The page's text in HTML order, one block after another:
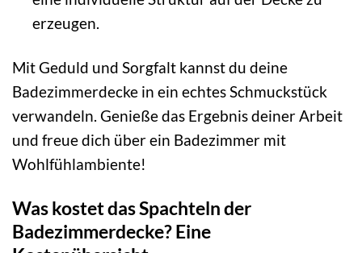
erzeugen.
Mit Geduld und Sorgfalt kannst du deine
Badezimmerdecke in ein echtes Schmuckstück
verwandeln. Genieße das Ergebnis deiner Arbeit
und freue dich über ein Badezimmer mit
Wohlfühlambiente!
Was kostet das Spachteln der
Badezimmerdecke? Eine